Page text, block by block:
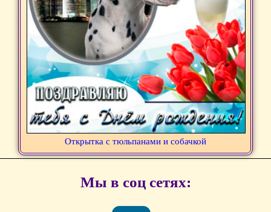
Открытка с тюльпанами и собачкой
Мы в соц сетях: